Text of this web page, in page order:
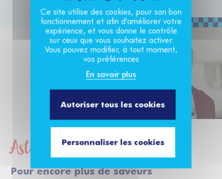
Nos produits
Notre marque
Nos engagements
Astuces du chef !
Pour encore plus de saveurs
Ce site utilise des cookies, pour son bon
fonctionnement et afin d'améliorer votre
expérience, et vous donne le contrôle
sur ceux que vous souhaitez activer.
Vous pouvez modifier, à tout moment,
vos préférences
En savoir plus
Autoriser tous les cookies
Personnaliser les cookies